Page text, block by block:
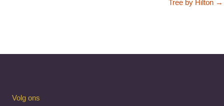
Tree by Hilton →
Volg ons